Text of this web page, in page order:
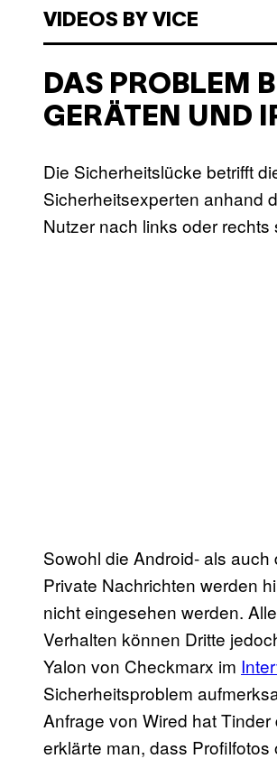
VIDEOS BY VICE
DAS PROBLEM
GERÄTEN UND
Die Sicherheitslücke betrifft
Sicherheitsexperten anhand
Nutzer nach links oder
Sowohl die Android- als
Private Nachrichten werden
nicht eingesehen werden.
Verhalten können Dritte
Yalon von Checkmarx im
Sicherheitsproblem
Anfrage von Wired hat
erklärte man, dass